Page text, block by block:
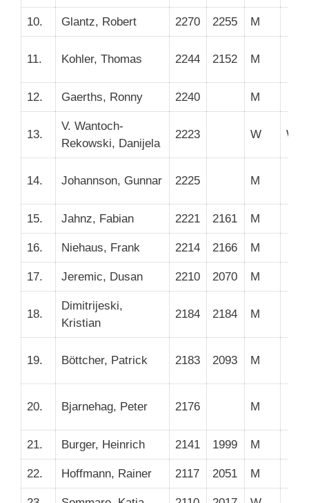
10. Glantz, Robert 2270 2255 M
11. Kohler, Thomas 2244 2152 M
12. Gaerths, Ronny 2240 M
13.
V. Wantoch-
Rekowski, Danijela
2223 W
14. Johannson, Gunnar 2225 M
15. Jahnz, Fabian 2221 2161 M
16. Niehaus, Frank 2214 2166 M
17. Jeremic, Dusan 2210 2070 M
18.
Dimitrijeski,
Kristian
2184 2184 M
19. Böttcher, Patrick 2183 2093 M
20. Bjarnehag, Peter 2176 M
21. Burger, Heinrich 2141 1999 M
22. Hoffmann, Rainer 2117 2051 M